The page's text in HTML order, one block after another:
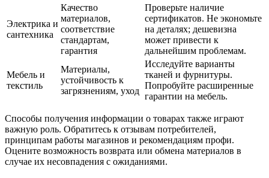
Электрика и
сантехника
Качество
материалов,
соответствие
стандартам,
гарантия
Проверьте наличие
сертификатов. Не экономьте
на деталях; дешевизна
может привести к
дальнейшим проблемам.
Мебель и
текстиль
Материалы,
устойчивость к
загрязнениям, уход
Исследуйте варианты
тканей и фурнитуры.
Попробуйте расширенные
гарантии на мебель.
Способы получения информации о товарах также играют
важную роль. Обратитесь к отзывам потребителей,
принципам работы магазинов и рекомендациям профи.
Оцените возможность возврата или обмена материалов в
случае их несовпадения с ожиданиями.